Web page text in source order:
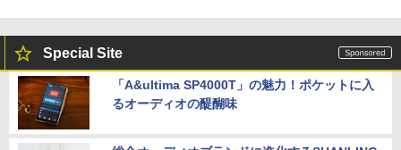
Special Site
「A&ultima SP4000T」の魅力！ポケットに入
るオーディオの醍醐味